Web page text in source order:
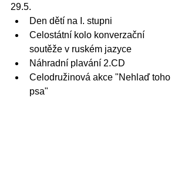
29.5.
Den dětí na I. stupni
Celostátní kolo konverzační
soutěže v ruském jazyce
Náhradní plavání 2.CD
Celodružinová akce "Nehlaď toho
psa"